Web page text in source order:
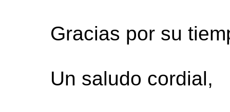
Gracias por su
Un saludo cordial,